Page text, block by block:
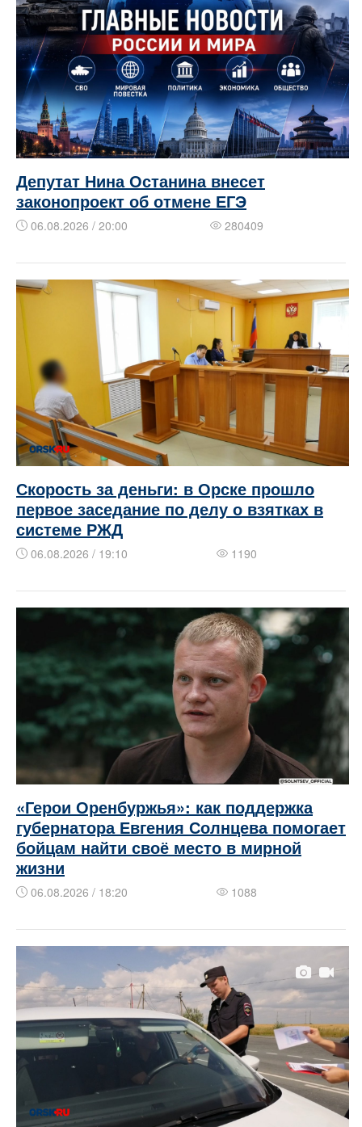
Депутат Нина Останина внесет
законопроект об отмене ЕГЭ
06.08.2026 / 20:00 280409
Скорость за деньги: в Орске прошло
первое заседание по делу о взятках в
системе РЖД
06.08.2026 / 19:10 1190
«Герои Оренбуржья»: как поддержка
губернатора Евгения Солнцева помогает
бойцам найти своё место в мирной
жизни
06.08.2026 / 18:20 1088